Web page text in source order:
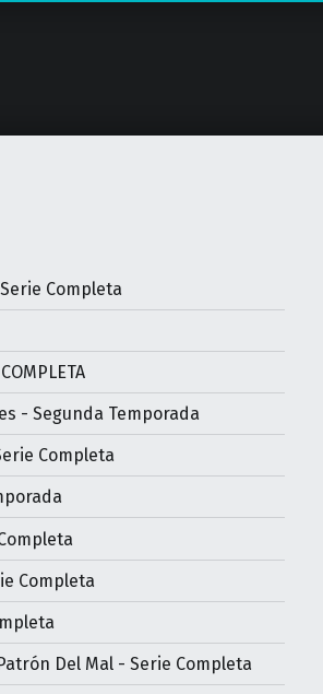
Completa
- Segunda Temporada
Completa
Completa
Del Mal - Serie Completa